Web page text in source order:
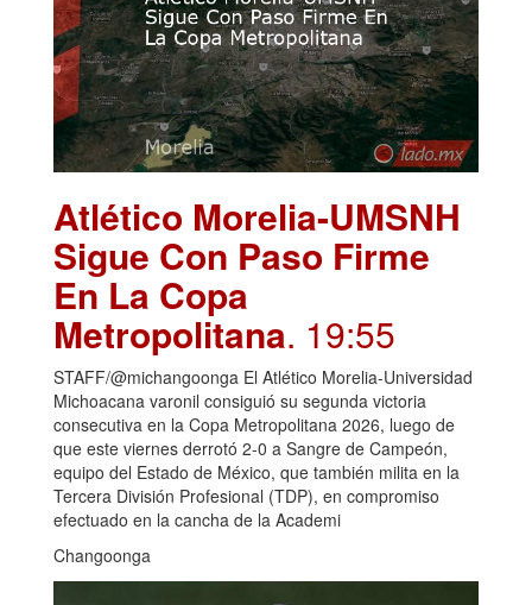
Atlético Morelia-UMSNH
Sigue Con Paso Firme
En La Copa
Metropolitana. 19:55
STAFF/@michangoonga El Atlético Morelia-Universidad
Michoacana varonil consiguió su segunda victoria
consecutiva en la Copa Metropolitana 2026, luego de
que este viernes derrotó 2-0 a Sangre de Campeón,
equipo del Estado de México, que también milita en la
Tercera División Profesional (TDP), en compromiso
efectuado en la cancha de la Academi
Changoonga